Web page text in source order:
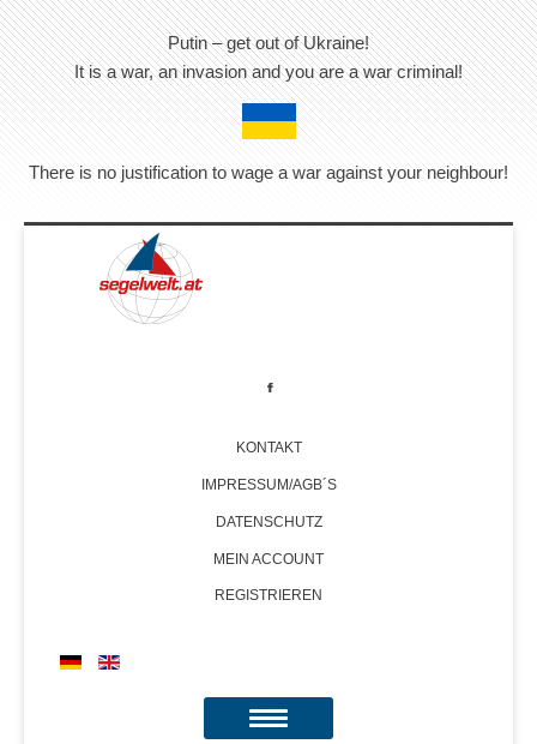
Putin – get out of Ukraine!
It is a war, an invasion and you are a war criminal!
There is no justification to wage a war against your neighbour!
KONTAKT
IMPRESSUM/AGB´S
DATENSCHUTZ
MEIN ACCOUNT
REGISTRIEREN